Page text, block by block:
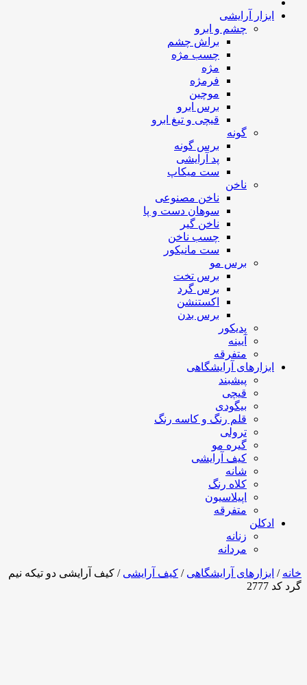
ابزار آرایشی
چشم و ابرو
براش چشم
چسب مژه
مژه
فرمژه
موچین
برس ابرو
قیچی و تیغ ابرو
گونه
برس گونه
پد آرایشی
ست میکاپ
ناخن
ناخن مصنوعی
سوهان دست و پا
ناخن گیر
چسب ناخن
ست مانیکور
برس مو
برس تخت
برس گرد
اکستنشن
برس بدن
پدیکور
آیینه
متفرقه
ابزارهای آرایشگاهی
پیشبند
قیچی
بیگودی
قلم رنگ و کاسه رنگ
ترولی
گیره مو
کیف آرایشی
شانه
کلاه رنگ
اپیلاسیون
متفرقه
ادکلن
زنانه
مردانه
خانه / ابزارهای آرایشگاهی / کیف آرایشی / کیف آرایشی دو تیکه نیم
گرد کد 2777